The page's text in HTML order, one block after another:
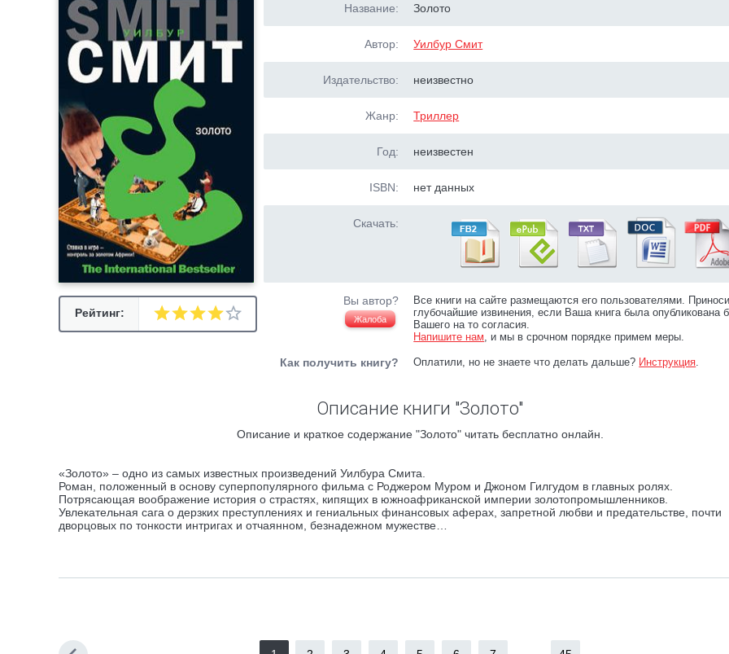
Рейтинг:
Название: Золото
Автор: Уилбур Смит
Издательство: неизвестно
Жанр: Триллер
Год: неизвестен
ISBN: нет данных
Скачать:
Вы автор?
Жалоба
Все книги на сайте размещаются его пользователями.
глубочайшие извинения, если Ваша книга была опубликована
Вашего на то согласия.
Напишите нам, и мы в срочном порядке примем меры.
Как получить книгу? Оплатили, но не знаете что делать дальше? Инструкция.
Описание книги "Золото"
Описание и краткое содержание "Золото" читать бесплатно онлайн.
«Золото» – одно из самых известных произведений Уилбура Смита.
Роман, положенный в основу суперпопулярного фильма с Роджером Муром и Джоном Гилгудом в главных ролях.
Потрясающая воображение история о страстях, кипящих в южноафриканской империи золотопромышленников.
Увлекательная сага о дерзких преступлениях и гениальных финансовых аферах, запретной любви и предательстве, почти
дворцовых по тонкости интригах и отчаянном, безнадежном мужестве…